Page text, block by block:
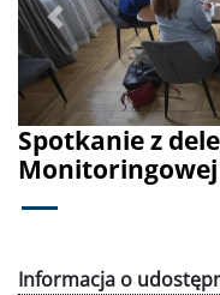
Spotkanie z
Monitoringowej
Poprzednie
Informacja o